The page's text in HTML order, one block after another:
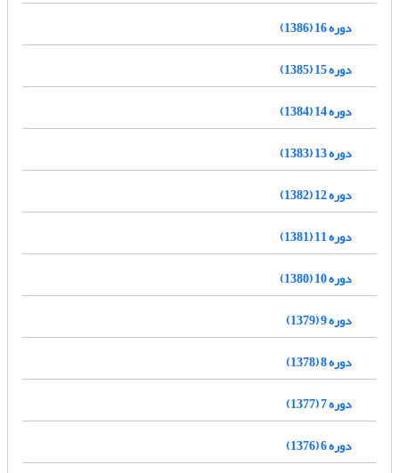
دوره 16 (1386)
دوره 15 (1385)
دوره 14 (1384)
دوره 13 (1383)
دوره 12 (1382)
دوره 11 (1381)
دوره 10 (1380)
دوره 9 (1379)
دوره 8 (1378)
دوره 7 (1377)
دوره 6 (1376)